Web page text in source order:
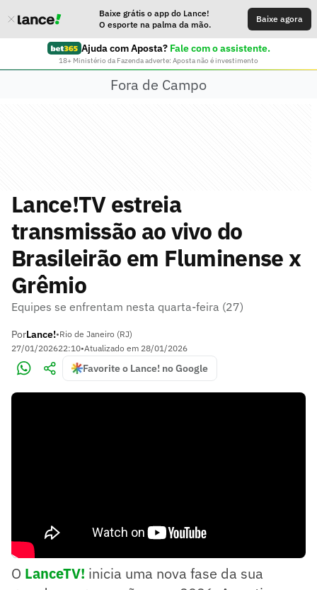
Baixe grátis o app do Lance!
O esporte na palma da mão.
Baixe agora
Ajuda com Aposta? Fale com o assistente.
18+ Ministério da Fazenda adverte: Aposta não é investimento
Fora de Campo
Lance!TV estreia
transmissão ao vivo do
Brasileirão em Fluminense x
Grêmio
Equipes se enfrentam nesta quarta-feira (27)
PorLance!•Rio de Janeiro (RJ)
27/01/202622:10•Atualizado em 28/01/2026
Favorite o Lance! no Google
O LanceTV! inicia uma nova fase da sua